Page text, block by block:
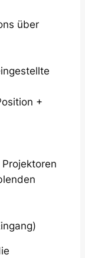
über
+